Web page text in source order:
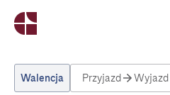
Walencja Przyjazd Wyjazd